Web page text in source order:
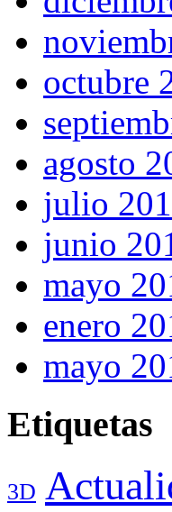
octubre
agosto
julio
junio
mayo
enero
mayo
Etiquetas
3D